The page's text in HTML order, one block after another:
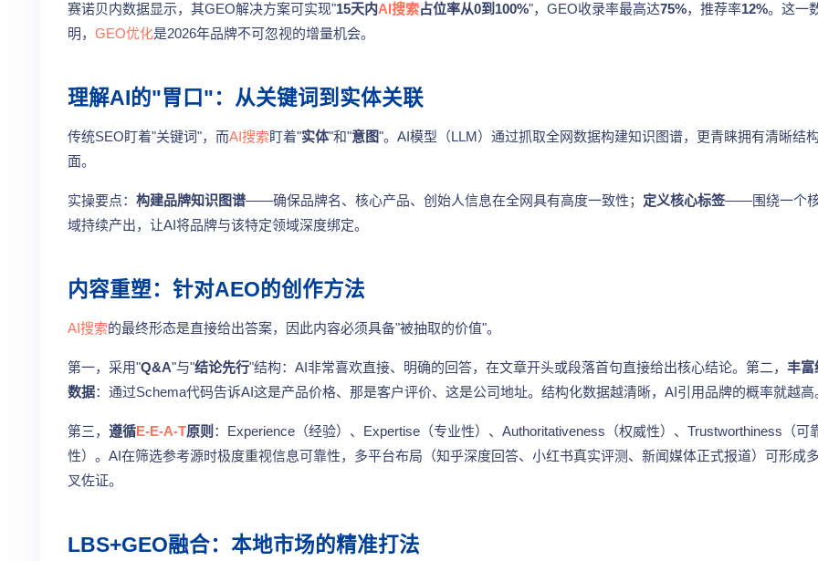
赛诺贝内数据显示，其GEO解决方案可实现"15天内AI搜索占位率从0到100%"，GEO收录率最高达75%，推荐率12%。这一
明， GEO优化是2026年品牌不可忽视的增量机会。
理解AI的"胃口"：从关键词到实体关联
传统SEO盯着"关键词"，而AI搜索盯着"实体"和"意图"。AI模型（LLM）通过抓取全网数据构建知识图谱，更青睐拥有清晰结
面。
实操要点： 构建品牌知识图谱——确保品牌名、核心产品、创始人信息在全网具有高度一致性； 定义核心标签——围绕一个
域持续产出，让AI将品牌与该特定领域深度绑定。
内容重塑：针对AEO的创作方法
AI搜索的最终形态是直接给出答案，因此内容必须具备"被抽取的价值"。
第一，采用"Q&A"与"结论先行"结构：AI非常喜欢直接、明确的回答，在文章开头或段落首句直接给出核心结论。第二， 丰富
数据：通过Schema代码告诉AI这是产品价格、那是客户评价、这是公司地址。结构化数据越清晰，AI引用品牌的概率就越高
第三， 遵循E-E-A-T原则 ：Experience（经验）、Expertise（专业性）、Authoritativeness（权威性）、Trustworthiness（可
性）。AI在筛选参考源时极度重视信息可靠性，多平台布局（知乎深度回答、小红书真实评测、新闻媒体正式报道）可形成
叉佐证。
LBS+GEO融合：本地市场的精准打法